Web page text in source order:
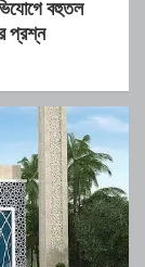
বহুতল
প্রশ্ন